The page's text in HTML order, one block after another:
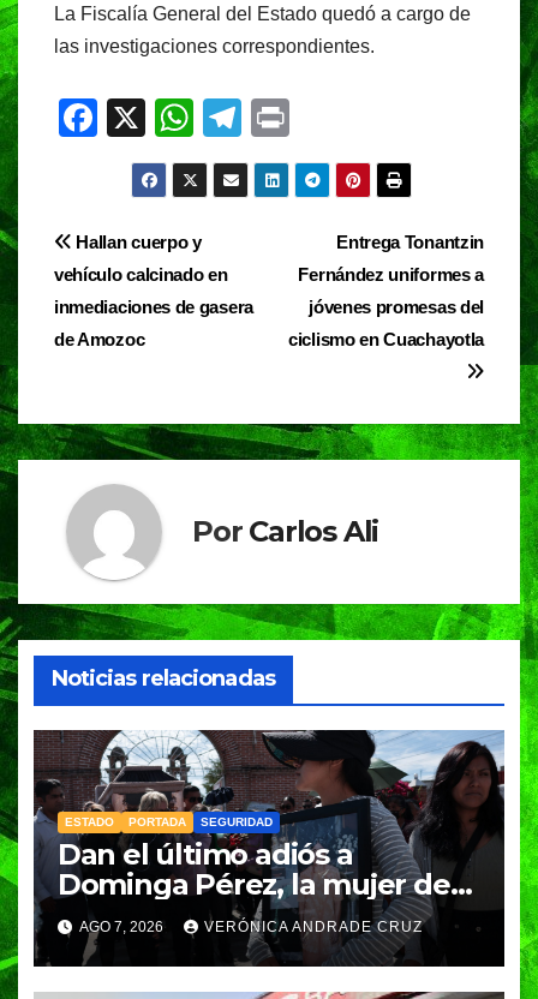
La Fiscalía General del Estado quedó a cargo de
las investigaciones correspondientes.
F
e
b
o
o
X
W
h
at
s
A
p
T
el
e
m
in
t
Navegación
de
entradas
Entrega Tonantzin
Fernández uniformes a
jóvenes promesas del
ciclismo en Cuachayotla
Hallan cuerpo y
vehículo calcinado en
inmediaciones de gasera
de Amozoc
Por Carlos Ali
Noticias relacionadas
ESTADO PORTADA SEGURIDAD
Dan el último adiós a
Dominga Pérez, la mujer de
83 años asesinada durante un
asalto en Amozoc
AGO 7, 2026 VERÓNICA ANDRADE CRUZ